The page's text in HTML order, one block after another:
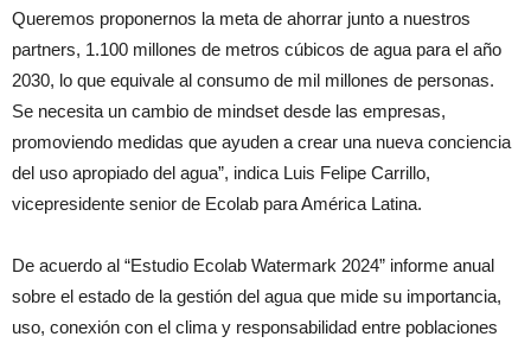
Queremos proponernos la meta de ahorrar junto a nuestros
partners, 1.100 millones de metros cúbicos de agua para el año
2030, lo que equivale al consumo de mil millones de personas.
Se necesita un cambio de mindset desde las empresas,
promoviendo medidas que ayuden a crear una nueva conciencia
del uso apropiado del agua”, indica Luis Felipe Carrillo,
vicepresidente senior de Ecolab para América Latina.
De acuerdo al “Estudio Ecolab Watermark 2024” informe anual
sobre el estado de la gestión del agua que mide su importancia,
uso, conexión con el clima y responsabilidad entre poblaciones